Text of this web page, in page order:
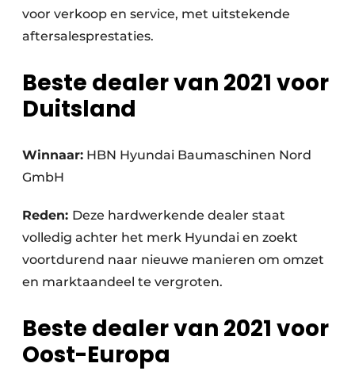
voor verkoop en service, met uitstekende
aftersalesprestaties.
Beste dealer van 2021 voor
Duitsland
Winnaar: HBN Hyundai Baumaschinen Nord
GmbH
Reden: Deze hardwerkende dealer staat
volledig achter het merk Hyundai en zoekt
voortdurend naar nieuwe manieren om omzet
en marktaandeel te vergroten.
Beste dealer van 2021 voor
Oost-Europa